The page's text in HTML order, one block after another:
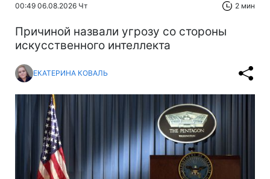
00:49 06.08.2026 Чт 2 мин
Причиной назвали угрозу со стороны
искусственного интеллекта
ЕКАТЕРИНА КОВАЛЬ